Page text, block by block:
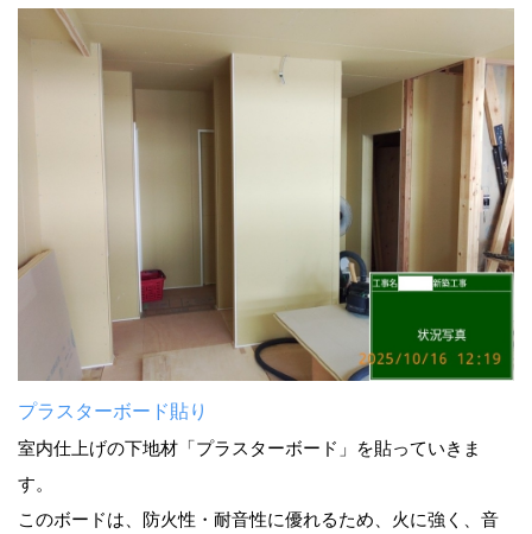
プラスターボード貼り
室内仕上げの下地材「プラスターボード」を貼っていきま
す。
このボードは、防火性・耐音性に優れるため、火に強く、音